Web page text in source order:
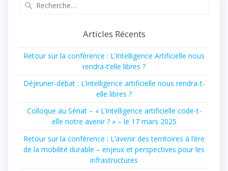
Articles Récents
Retour sur la conférence : L’Intelligence Artificielle nous
rendra-t’elle libres ?
Déjeuner-débat : L’intelligence artificielle nous rendra-t-
elle libres ?
Colloque au Sénat – « L’intelligence artificielle code-t-
elle notre avenir ? » – le 17 mars 2025
Retour sur la conférence : L’avenir des territoires à l’ère
de la mobilité durable – enjeux et perspectives pour les
infrastructures